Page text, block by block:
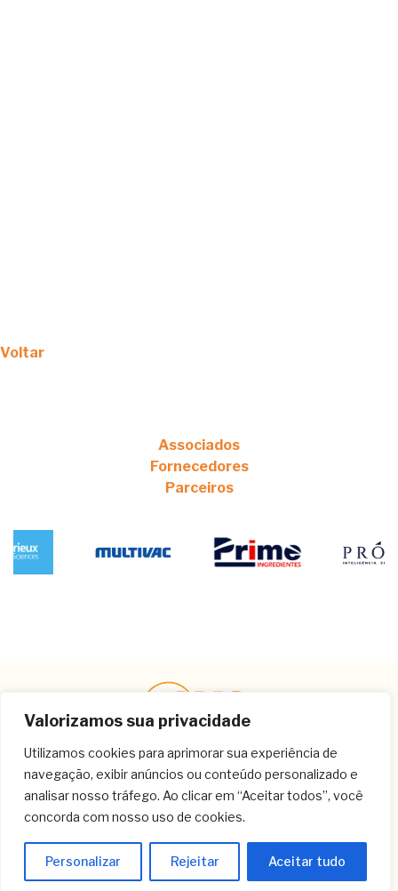
Valorizamos sua privacidade
Utilizamos cookies para aprimorar sua experiência de
navegação, exibir anúncios ou conteúdo personalizado e
analisar nosso tráfego. Ao clicar em “Aceitar todos”, você
concorda com nosso uso de cookies.
Personalizar Rejeitar Aceitar tudo
Voltar
Associados
Fornecedores
Parceiros
Contato
(11) 3259-8266